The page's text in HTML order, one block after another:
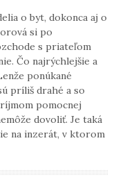
o byt, dokonca aj o
si po
s priateľom
Čo najrýchlejšie a
ponúkané
príliš drahé a so
pomocnej
dovoliť. Je taká
na inzerát, v ktorom